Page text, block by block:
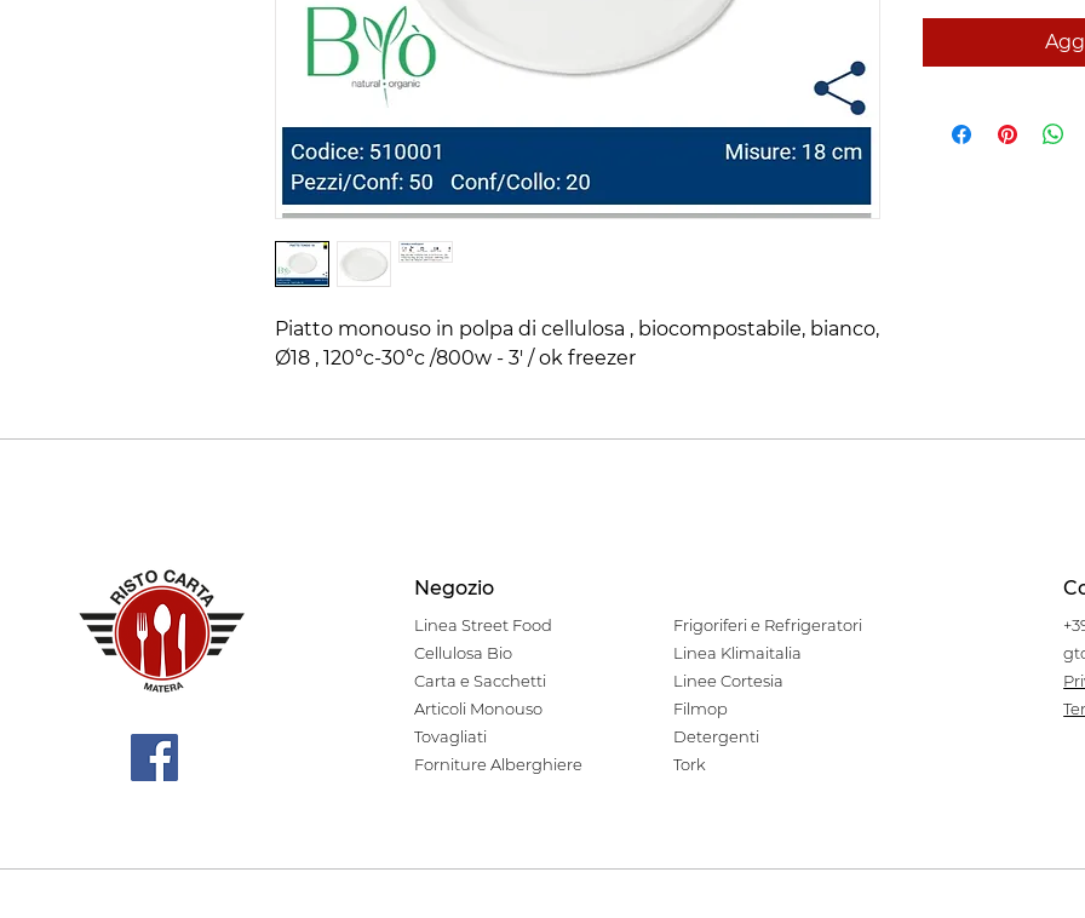
Piatto monouso in polpa di cellulosa , biocompostabile, bianco,
Ø18 , 120°c-30°c /800w - 3' / ok freezer
Negozio
Linea Street Food
Cellulosa Bio
Carta e Sacchetti
Articoli Monouso
Tovagliati
Forniture Alberghiere
Frigoriferi e Refrigeratori
Linea Klimaitalia
Linee Cortesia
Filmop
Detergenti
Tork